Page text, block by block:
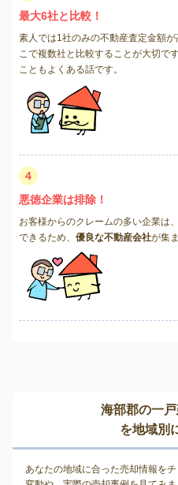
最大6社と比較！
素人では1社のみの不動産査定金額
こで複数社と比較することが大切で
こともよくある話です。
4
悪徳企業は排除！
お客様からのクレームの多い企業は
できるため、 優良な不動産会社が集
海部郡の一
を地域別
あなたの地域に合った売却情報を